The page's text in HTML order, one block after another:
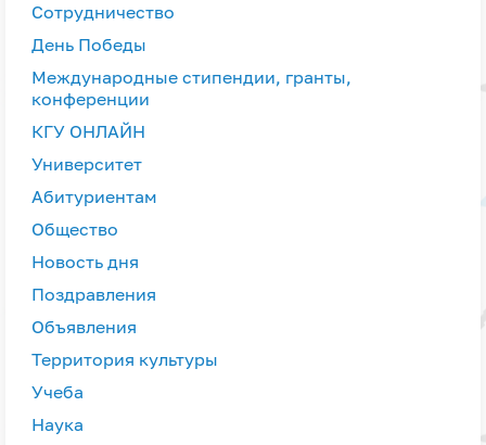
Сотрудничество
День Победы
Международные стипендии, гранты,
конференции
КГУ ОНЛАЙН
Университет
Абитуриентам
Общество
Новость дня
Поздравления
Объявления
Территория культуры
Учеба
Наука